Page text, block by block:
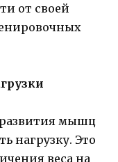
от своей
развития мышц
нагрузку. Это
веса на